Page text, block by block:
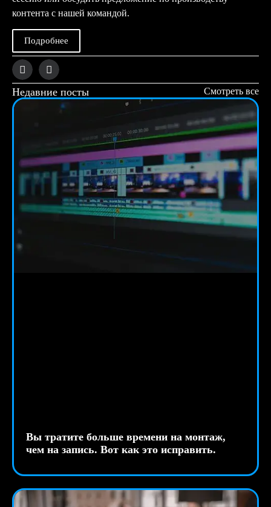
контента с нашей командой.
Подробнее
Недавние посты Смотреть все
Вы тратите больше времени на монтаж,
чем на запись. Вот как это исправить.